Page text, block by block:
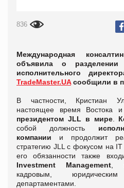
836
Международная
объявила о
исполнительного
TradeMaster.UAсообщили в
В частности, Кристиан
настоящее время Востока
президентом JLL в мире.
собой должность
компании и продолжит
стратегию JLL с фокусом на
его обязанности также
Investment Management ,
кадровым,
департаментами.